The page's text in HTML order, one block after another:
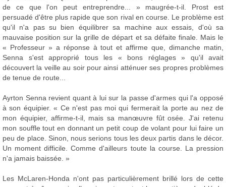
de ce que l'on peut entreprendre... » maugrée-t-il. Prost est
persuadé d'être plus rapide que son rival en course. Le problème est
qu'il n'a pas su bien équilibrer sa machine aux essais, d'où sa
mauvaise position sur la grille de départ et sa défaite finale. Mais le
« Professeur » a réponse à tout et affirme que, dimanche matin,
Senna s'est approprié tous les « bons réglages » qu'il avait
découvert la veille au soir pour ainsi atténuer ses propres problèmes
de tenue de route...
Ayrton Senna revient quant à lui sur la passe d'armes qui l'a opposé
à son équipier. « Ce n'est pas moi qui fermerait la porte au nez de
mon équipier, affirme-t-il, mais sa manœuvre fût osée. J'ai retenu
mon souffle tout en donnant un petit coup de volant pour lui faire un
peu de place. Sinon, nous serions tous les deux partis dans le décor.
Un moment difficile. Comme d'ailleurs toute la course. La pression
n'a jamais baissée. »
Les McLaren-Honda n'ont pas particulièrement brillé lors de cette